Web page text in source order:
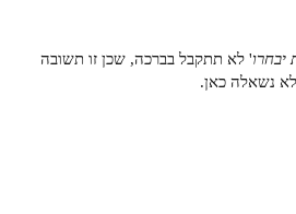
' לא תתקבל בברכה, שכן זו תשובה
נשאלה כאן.